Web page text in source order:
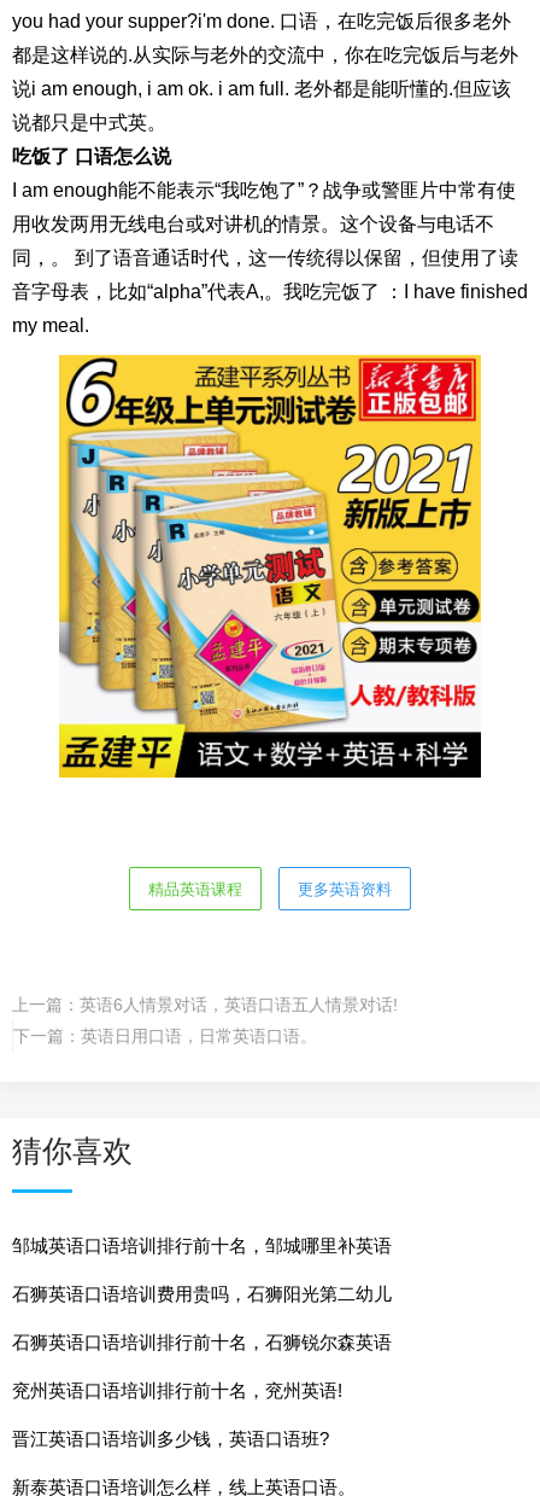
you had your supper?i'm done. 口语，在吃完饭后很多老外
都是这样说的.从实际与老外的交流中，你在吃完饭后与老外
说i am enough, i am ok. i am full. 老外都是能听懂的.但应该
说都只是中式英。
吃饭了 口语怎么说
I am enough能不能表示“我吃饱了”？战争或警匪片中常有使
用收发两用无线电台或对讲机的情景。这个设备与电话不
同，。 到了语音通话时代，这一传统得以保留，但使用了读
音字母表，比如“alpha”代表A,。我吃完饭了 ：I have finished
my meal.
精品英语课程 更多英语资料
上一篇： 英语6人情景对话，英语口语五人情景对话!
下一篇： 英语日用口语，日常英语口语。
猜你喜欢
邹城英语口语培训排行前十名，邹城哪里补英语
石狮英语口语培训费用贵吗，石狮阳光第二幼儿
石狮英语口语培训排行前十名，石狮锐尔森英语
兖州英语口语培训排行前十名，兖州英语!
晋江英语口语培训多少钱，英语口语班?
新泰英语口语培训怎么样，线上英语口语。